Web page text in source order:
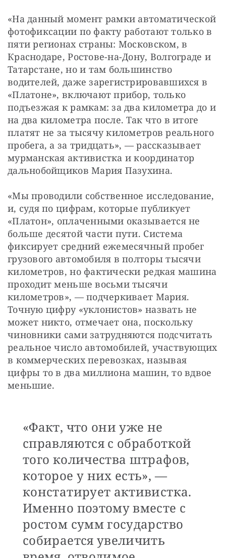
«На данный момент рамки автоматической
фотофиксации по факту работают только в
пяти регионах страны: Московском, в
Краснодаре, Ростове-на-Дону, Волгограде и
Татарстане, но и там большинство
водителей, даже зарегистрировавшихся в
«Платоне», включают прибор, только
подъезжая к рамкам: за два километра до и
на два километра после. Так что в итоге
платят не за тысячу километров реального
пробега, а за тридцать», — рассказывает
мурманская активистка и координатор
дальнобойщиков Мария Пазухина.
«Мы проводили собственное исследование,
и, судя по цифрам, которые публикует
«Платон», оплаченными оказывается не
больше десятой части пути. Система
фиксирует средний ежемесячный пробег
грузового автомобиля в полторы тысячи
километров, но фактически редкая машина
проходит меньше восьми тысячи
километров», — подчеркивает Мария.
Точную цифру «уклонистов» назвать не
может никто, отмечает она, поскольку
чиновники сами затрудняются подсчитать
реальное число автомобилей, участвующих
в коммерческих перевозках, называя
цифры то в два миллиона машин, то вдвое
меньшие.
«Факт, что они уже не
справляются с обработкой
того количества штрафов,
которое у них есть», —
констатирует активистка.
Именно поэтому вместе с
ростом сумм государство
собирается увеличить